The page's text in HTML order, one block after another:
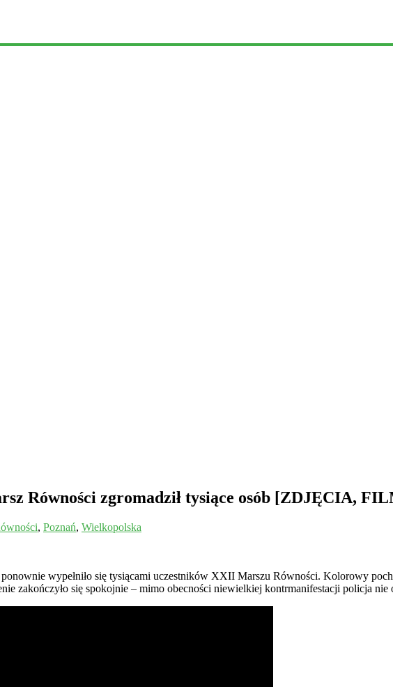
Równości zgromadził tysiące osób [ZDJĘCIA,
, Poznań, Wielkopolska
wypełniło się tysiącami uczestników XXII Marszu Równości. Kolorowy
zakończyło się spokojnie – mimo obecności niewielkiej kontrmanifestacji policja